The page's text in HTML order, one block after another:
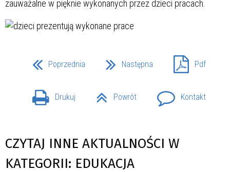
zauważalne w pięknie wykonanych przez dzieci pracach.
Poprzednia Następna Pdf
Drukuj Powrót Kontakt
CZYTAJ INNE AKTUALNOŚCI W
KATEGORII: EDUKACJA